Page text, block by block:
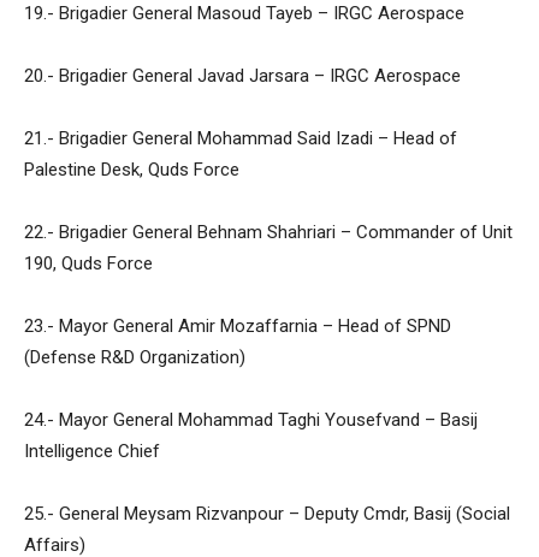
19.- Brigadier General Masoud Tayeb – IRGC Aerospace
20.- Brigadier General Javad Jarsara – IRGC Aerospace
21.- Brigadier General Mohammad Said Izadi – Head of
Palestine Desk, Quds Force
22.- Brigadier General Behnam Shahriari – Commander of Unit
190, Quds Force
23.- Mayor General Amir Mozaffarnia – Head of SPND
(Defense R&D Organization)
24.- Mayor General Mohammad Taghi Yousefvand – Basij
Intelligence Chief
25.- General Meysam Rizvanpour – Deputy Cmdr, Basij (Social
Affairs)